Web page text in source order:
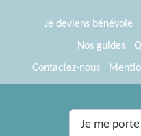
Je me
Je deviens bénévole
Nos guides
Contactez-nous
® Tous Bénévoles